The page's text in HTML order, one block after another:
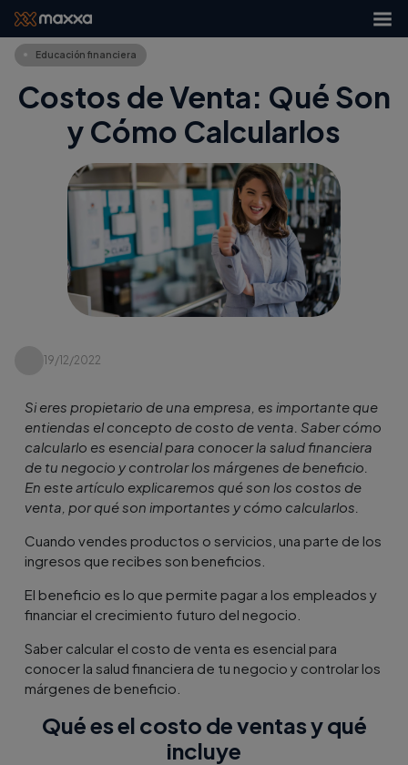
Educación financiera
Costos de Venta: Qué Son
y Cómo Calcularlos
19/12/2022
Si eres propietario de una empresa, es importante que
entiendas el concepto de costo de venta. Saber cómo
calcularlo es esencial para conocer la salud financiera
de tu negocio y controlar los márgenes de beneficio.
En este artículo explicaremos qué son los costos de
venta, por qué son importantes y cómo calcularlos.
Cuando vendes productos o servicios, una parte de los
ingresos que recibes son beneficios.
El beneficio es lo que permite pagar a los empleados y
financiar el crecimiento futuro del negocio.
Saber calcular el costo de venta es esencial para
conocer la salud financiera de tu negocio y controlar los
márgenes de beneficio.
Qué es el costo de ventas y qué
incluye